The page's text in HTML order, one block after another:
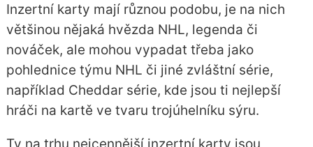
Inzertní karty mají různou podobu, je na nich
většinou nějaká hvězda NHL, legenda či
nováček, ale mohou vypadat třeba jako
pohlednice týmu NHL či jiné zvláštní série,
například Cheddar série, kde jsou ti nejlepší
hráči na kartě ve tvaru trojúhelníku sýru.
Ty na trhu nejcennější inzertní karty jsou